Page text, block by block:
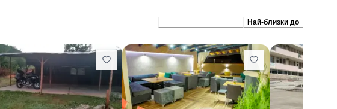
Най-близки до